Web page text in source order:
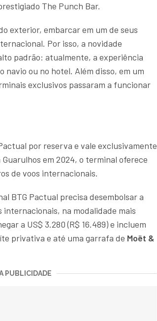
The Punch Bar.
exterior, embarcar em um de seus
Por isso, a novidade
padrão: atualmente, a experiência
navio ou no hotel. Além disso, em um
exclusivos passaram a funcionar
por reserva e vale exclusivamente
em 2024, o terminal oferece
de voos internacionais.
BTG Pactual precisa desembolsar a
internacionais, na modalidade mais
a US$ 3.280 (R$ 16.489) e incluem
privativa e até uma garrafa de Moët &
PUBLICIDADE